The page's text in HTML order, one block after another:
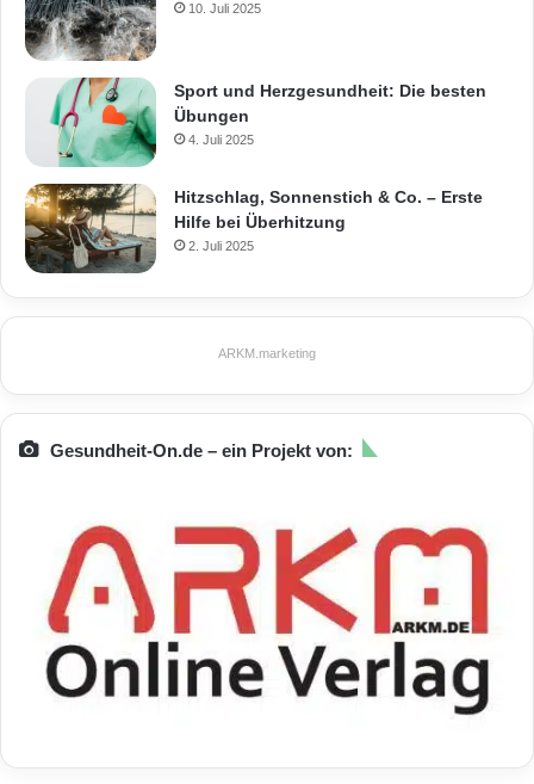
10. Juli 2025
Sport und Herzgesundheit: Die besten
Übungen
4. Juli 2025
Hitzschlag, Sonnenstich & Co. – Erste
Hilfe bei Überhitzung
2. Juli 2025
ARKM.marketing
Gesundheit-On.de – ein Projekt von: